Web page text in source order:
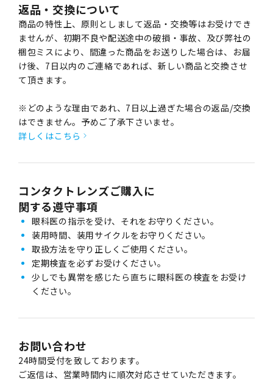
返品・交換について
商品の特性上、原則としまして返品・交換等はお受けでき
ませんが、初期不良や配送途中の破損・事故、及び弊社の
梱包ミスにより、間違った商品をお送りした場合は、お届
け後、7日以内のご連絡であれば、新しい商品と交換させ
て頂きます。
※どのような理由であれ、7日以上過ぎた場合の返品/交換
はできません。予めご了承下さいませ。
詳しくはこちら
コンタクトレンズご購入に
関する遵守事項
眼科医の指示を受け、それをお守りください。
装用時間、装用サイクルをお守りください。
取扱方法を守り正しくご使用ください。
定期検査を必ずお受けください。
少しでも異常を感じたら直ちに眼科医の検査をお受け
ください。
お問い合わせ
24時間受付を致しております。
ご返信は、営業時間内に順次対応させていただきます。